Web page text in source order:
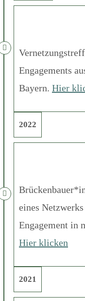
Engagements
Bayern. Hier
eines
Engagement in
Hier klicken
2022
2021